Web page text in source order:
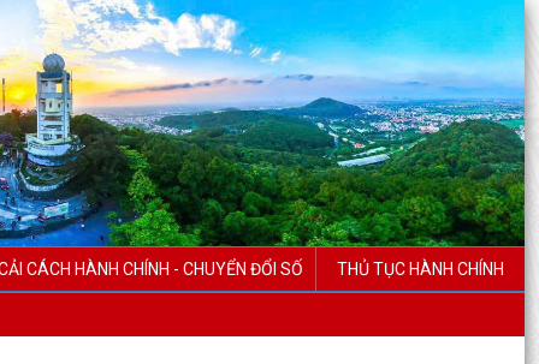
CÁCH HÀNH CHÍNH - CHUYỂN ĐỔI SỐ THỦ TỤC HÀNH CHÍNH